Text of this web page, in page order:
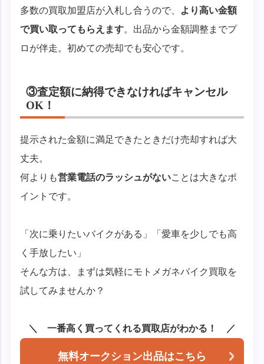
多数の買取加盟店が入札し合うので、 より高い金額
で買い取ってもらえます。出品から金額調整までプ
ロが伴走。初めての売却でも安心です。
③査定額に納得できなければキャンセル
OK！
提示された金額に満足できたときだけ売却すれば大
丈夫。
何よりも営業電話のラッシュがないことは大きなポ
イントです。
「次に乗りたいバイクがある」「愛車を少しでも高
く手放したい」
そんな方は、まずは気軽にモトメガネバイク買取を
試してみませんか？
一番高く買ってくれる買取店がわかる！
無料オークション出品はこちら